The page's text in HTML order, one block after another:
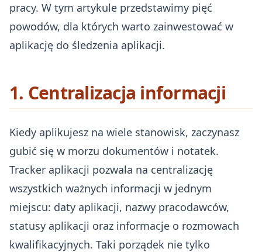
pracy. W tym artykule przedstawimy pięć
powodów, dla których warto zainwestować w
aplikację do śledzenia aplikacji.
1. Centralizacja informacji
Kiedy aplikujesz na wiele stanowisk, zaczynasz
gubić się w morzu dokumentów i notatek.
Tracker aplikacji pozwala na centralizację
wszystkich ważnych informacji w jednym
miejscu: daty aplikacji, nazwy pracodawców,
statusy aplikacji oraz informacje o rozmowach
kwalifikacyjnych. Taki porządek nie tylko